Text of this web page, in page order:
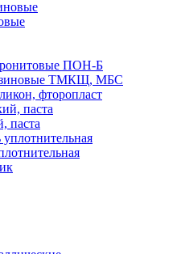
ПОН-Б
ТМКЩ, МБС
фторопласт
паста